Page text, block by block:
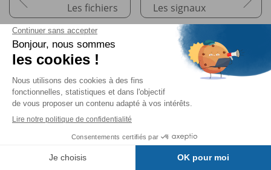
Les fichiers Les signaux
Pour aller plus loin